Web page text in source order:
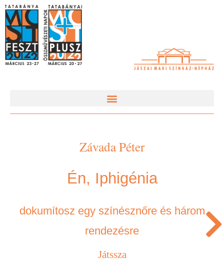
Závada Péter
Én, Iphigénia
dokumítosz egy színésznőre és három
rendezésre
Játssza